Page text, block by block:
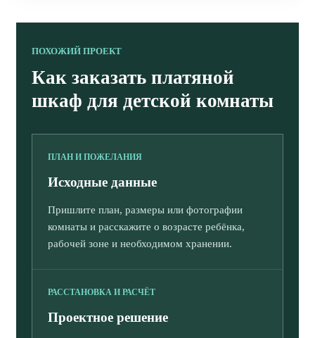
ПОХОЖИЙ ПРОЕКТ
Как заказать платяной
шкаф для детской комнаты
ПЛАН И ПОЖЕЛАНИЯ
Исходные данные
Пришлите план, размеры или фотографии
комнаты и расскажите о возрасте ребёнка,
рабочей зоне и необходимом хранении.
РАССТАНОВКА И РАСЧЁТ
Проектное решение